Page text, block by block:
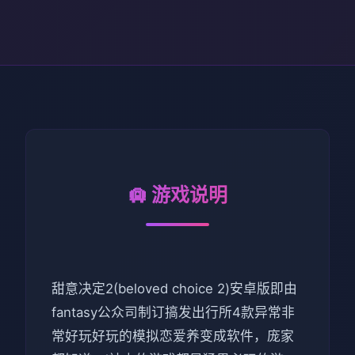
🛄 游戏说明
甜意决定2(beloved choice 2)安卓版即由
fantasy公众司制订搞发出行所4款异常非
常好玩好玩的模拟恋爱养变成软件，庞家